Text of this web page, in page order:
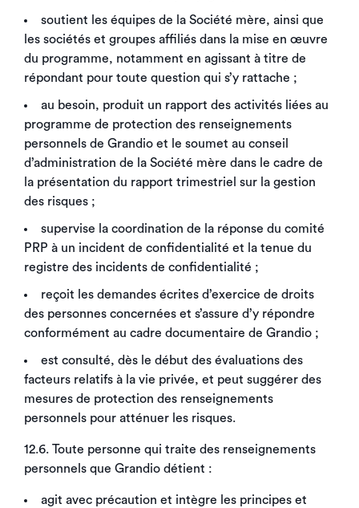
soutient les équipes de la Société mère, ainsi que
les sociétés et groupes affiliés dans la mise en œuvre
du programme, notamment en agissant à titre de
répondant pour toute question qui s’y rattache ;
au besoin, produit un rapport des activités liées au
programme de protection des renseignements
personnels de Grandio et le soumet au conseil
d’administration de la Société mère dans le cadre de
la présentation du rapport trimestriel sur la gestion
des risques ;
supervise la coordination de la réponse du comité
PRP à un incident de confidentialité et la tenue du
registre des incidents de confidentialité ;
reçoit les demandes écrites d’exercice de droits
des personnes concernées et s’assure d’y répondre
conformément au cadre documentaire de Grandio ;
est consulté, dès le début des évaluations des
facteurs relatifs à la vie privée, et peut suggérer des
mesures de protection des renseignements
personnels pour atténuer les risques.
12.6. Toute personne qui traite des renseignements
personnels que Grandio détient :
agit avec précaution et intègre les principes et